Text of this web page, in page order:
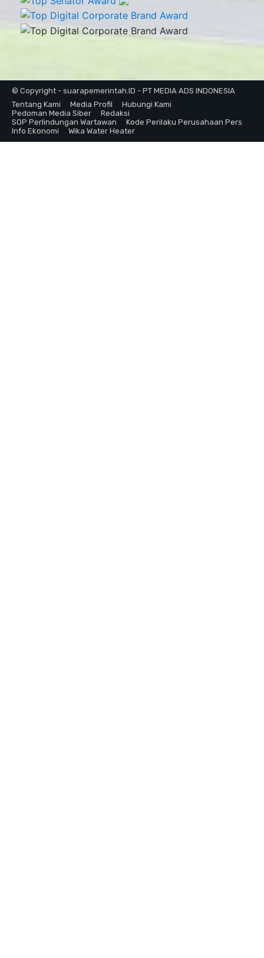
© Copyright - suarapemerintah.ID - PT MEDIA ADS INDONESIA
Tentang Kami
Media Profil
Hubungi Kami
Pedoman Media Siber
Redaksi
SOP Perlindungan Wartawan
Kode Perilaku Perusahaan Pers
Info Ekonomi
Wika Water Heater